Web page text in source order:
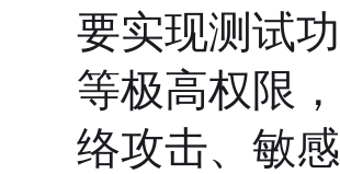
要实现测试
等极高权限
络攻击、敏